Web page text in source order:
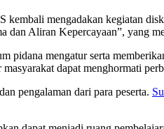
mengadakan kegiatan
Aliran Kepercayaan”, yang
pidana mengatur serta
dapat menghormati
pengalaman dari para peserta.